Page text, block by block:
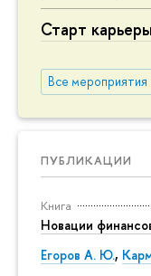
Старт
Все мероприятия
ПУБЛИКАЦИИ
Книга
Новации
Егоров А. Ю.,